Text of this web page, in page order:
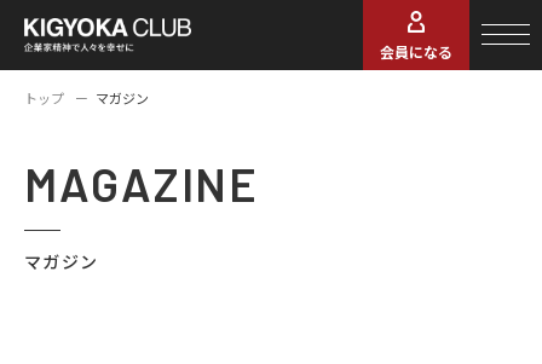
会員になる
トップ マガジン
MAGAZINE
マガジン